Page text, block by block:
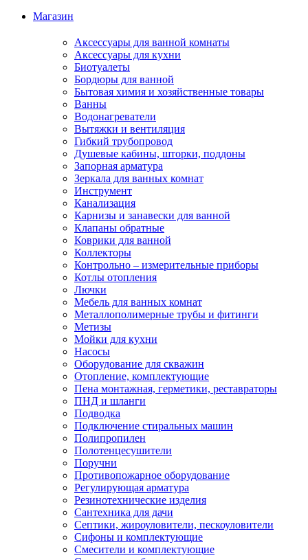
Магазин
Аксессуары для ванной комнаты
Аксессуары для кухни
Биотуалеты
Бордюры для ванной
Бытовая химия и хозяйственные товары
Ванны
Водонагреватели
Вытяжки и вентиляция
Гибкий трубопровод
Душевые кабины, шторки, поддоны
Запорная арматура
Зеркала для ванных комнат
Инструмент
Канализация
Карнизы и занавески для ванной
Клапаны обратные
Коврики для ванной
Коллекторы
Контрольно – измерительные приборы
Котлы отопления
Лючки
Мебель для ванных комнат
Металлополимерные трубы и фитинги
Метизы
Мойки для кухни
Насосы
Оборудование для скважин
Отопление, комплектующие
Пена монтажная, герметики, реставраторы
ПНД и шланги
Подводка
Подключение стиральных машин
Полипропилен
Полотенцесушители
Поручни
Противопожарное оборудование
Регулирующая арматура
Резинотехнические изделия
Сантехника для дачи
Септики, жироуловители, пескоуловители
Сифоны и комплектующие
Смесители и комплектующие